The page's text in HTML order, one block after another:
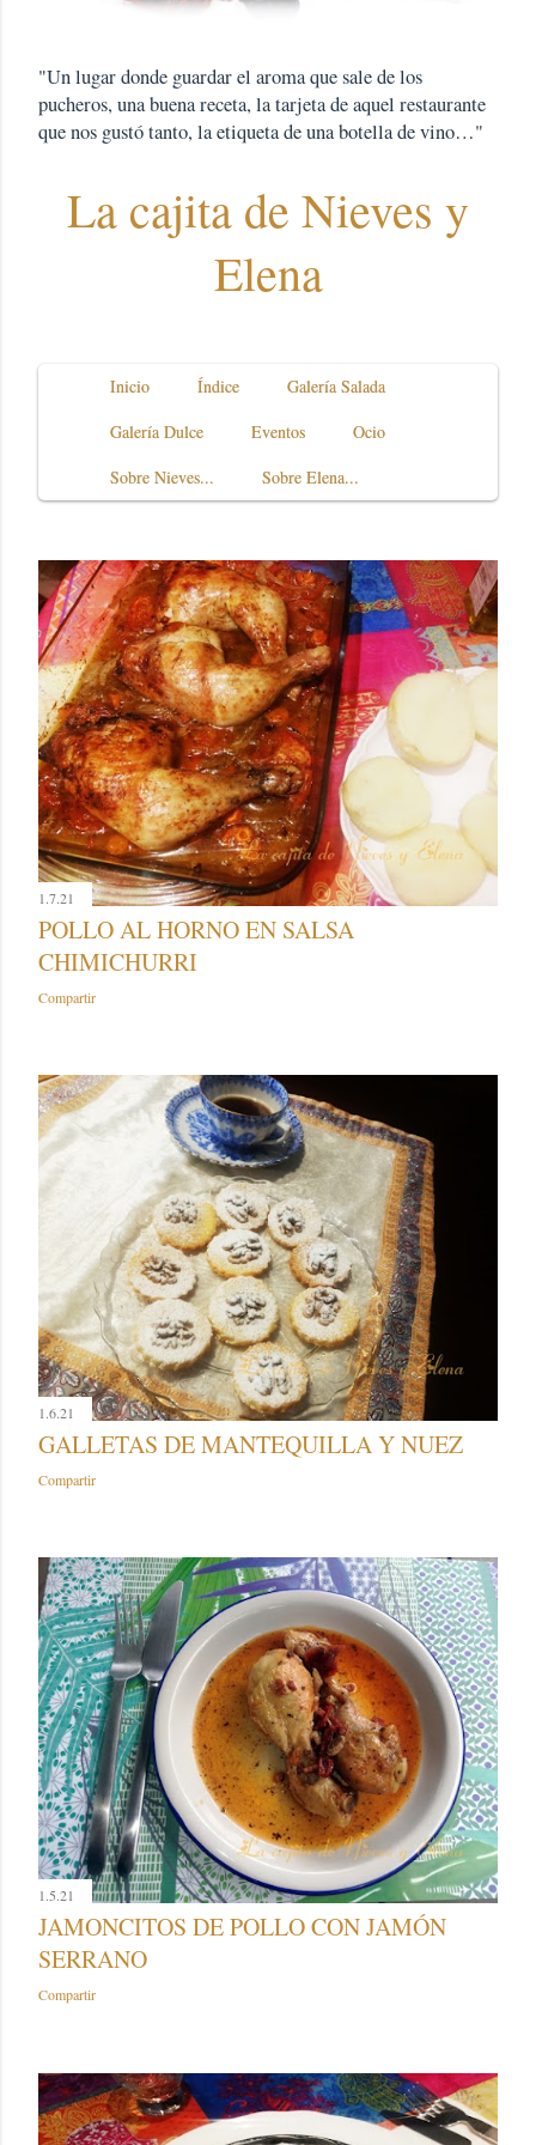
"Un lugar donde guardar el aroma que sale de los
pucheros, una buena receta, la tarjeta de aquel restaurante
que nos gustó tanto, la etiqueta de una botella de vino…"
La cajita de Nieves y
Elena
Inicio Índice
Galería Salada
Galería Dulce
Eventos
Ocio
Sobre Nieves...
Sobre Elena...
1.7.21
POLLO AL HORNO EN SALSA
CHIMICHURRI
Compartir
1.6.21
GALLETAS DE MANTEQUILLA Y NUEZ
Compartir
1.5.21
JAMONCITOS DE POLLO CON JAMÓN
SERRANO
Compartir